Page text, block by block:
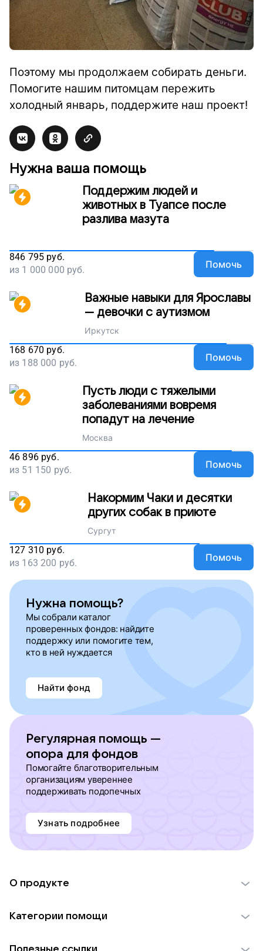
Поэтому мы продолжаем собирать деньги.
Помогите нашим питомцам пережить
холодный январь, поддержите наш проект!
Нужна ваша помощь
Поддержим людей и
животных в Туапсе после
разлива мазута
846 795 руб.
из 1 000 000 руб. Помочь
Важные навыки для Ярославы
— девочки с аутизмом
Иркутск
168 670 руб.
из 188 000 руб. Помочь
Пусть люди с тяжелыми
заболеваниями вовремя
попадут на лечение
Москва
46 896 руб.
из 51 150 руб. Помочь
Накормим Чаки и десятки
других собак в приюте
Сургут
127 310 руб.
из 163 200 руб. Помочь
Нужна помощь?
Мы собрали каталог
проверенных фондов: найдите
поддержку или помогите тем,
кто в ней нуждается
Найти фонд
Регулярная помощь —
опора для фондов
Помогайте благотворительным
организациям увереннее
поддерживать подопечных
Узнать подробнее
О продукте
Использование материалов
Категории помощи